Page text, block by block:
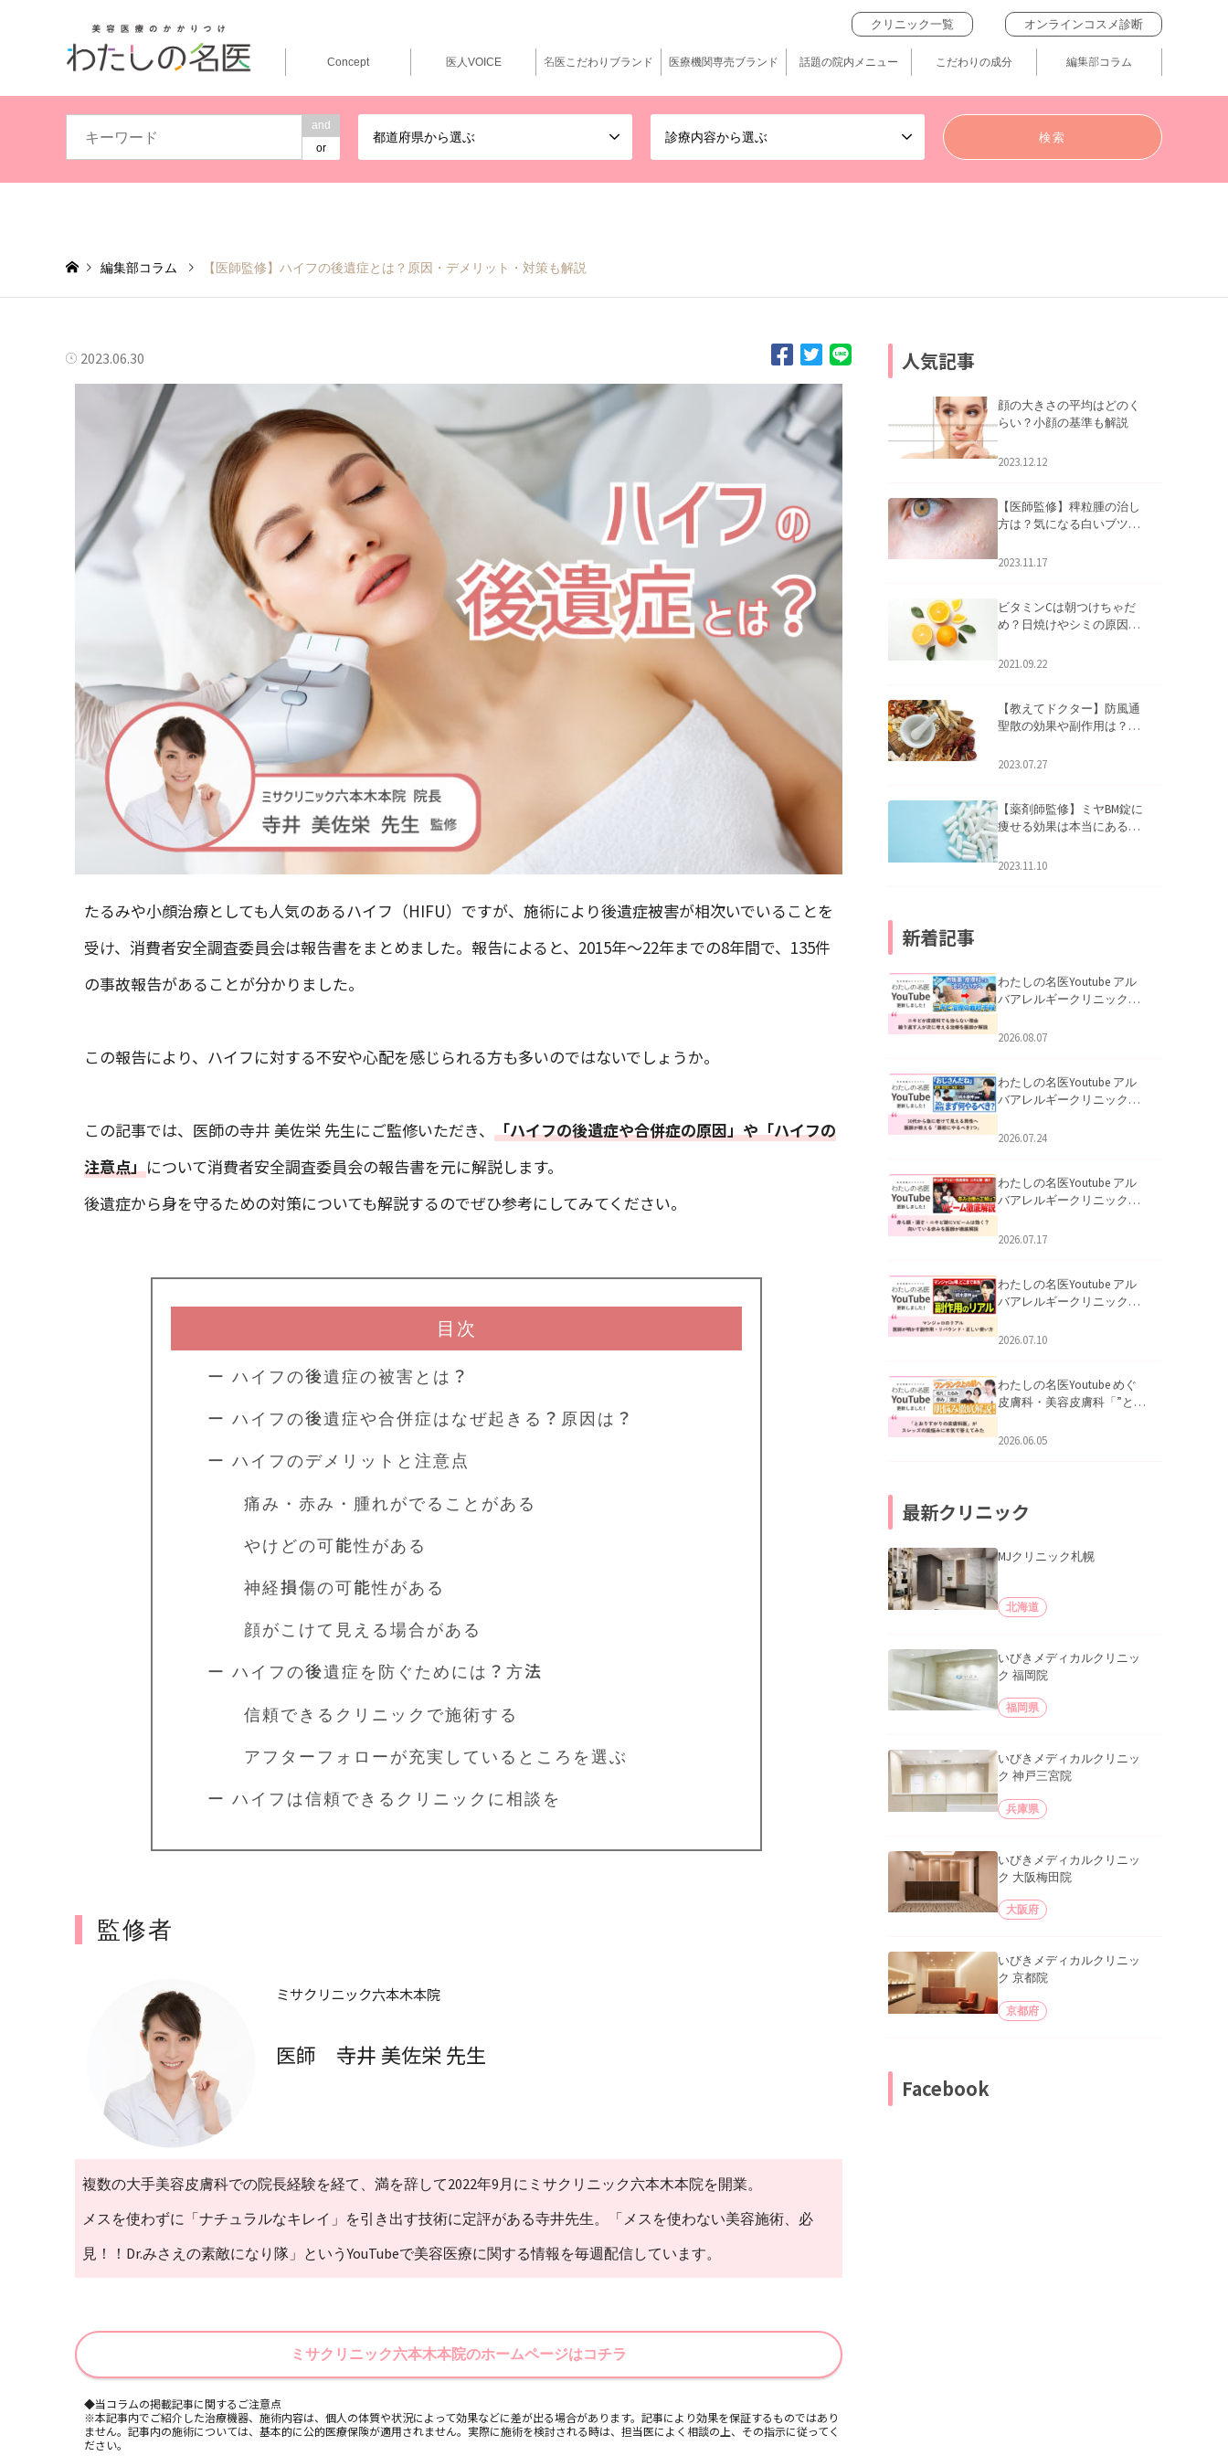
and
or
都道府県から選ぶ 診療内容から選ぶ
クリニック一覧 オンラインコスメ診断
Concept 医人VOICE 名医こだわりブランド 医療機関専売ブランド 話題の院内メニュー こだわりの成分 編集部コラム
編集部コラム 【医師監修】ハイフの後遺症とは？原因・デメリット・対策も解説
2023.06.30
たるみや小顔治療としても人気のあるハイフ（HIFU）ですが、施術により後遺症被害が相次いでいることを
受け、消費者安全調査委員会は報告書をまとめました。報告によると、2015年〜22年までの8年間で、135件
の事故報告があることが分かりました。
この報告により、ハイフに対する不安や心配を感じられる方も多いのではないでしょうか。
この記事では、医師の寺井 美佐栄 先生にご監修いただき、 「ハイフの後遺症や合併症の原因」や「ハイフの
注意点」について消費者安全調査委員会の報告書を元に解説します。
後遺症から身を守るための対策についても解説するのでぜひ参考にしてみてください。
目次
ー ハイフの後遺症の被害とは？
ー ハイフの後遺症や合併症はなぜ起きる？原因は？
ー ハイフのデメリットと注意点
痛み・赤み・腫れがでることがある
やけどの可能性がある
神経損傷の可能性がある
顔がこけて見える場合がある
ー ハイフの後遺症を防ぐためには？方法
信頼できるクリニックで施術する
アフターフォローが充実しているところを選ぶ
ー ハイフは信頼できるクリニックに相談を
監修者
ミサクリニック六本木本院
医師 寺井 美佐栄 先生
複数の大手美容皮膚科での院長経験を経て、満を辞して2022年9月にミサクリニック六本木本院を開業。
メスを使わずに「ナチュラルなキレイ」を引き出す技術に定評がある寺井先生。「メスを使わない美容施術、必
見！！Dr.みさえの素敵になり隊」というYouTubeで美容医療に関する情報を毎週配信しています。
ミサクリニック六本木本院のホームページはコチラ
◆当コラムの掲載記事に関するご注意点
※本記事内でご紹介した治療機器、施術内容は、個人の体質や状況によって効果などに差が出る場合があります。記事により効果を保証するものではあり
ません。記事内の施術については、基本的に公的医療保険が適用されません。実際に施術を検討される時は、担当医によく相談の上、その指示に従ってく
ださい。
人気記事
顔の大きさの平均はどのく
らい？小顔の基準も解説
2023.12.12
【医師監修】稗粒腫の治し
方は？気になる白いブツブ
アについて
2023.11.17
ビタミンCは朝つけちゃだ
め？日焼けやシミの原因に
2021.09.22
【教えてドクター】防風通
聖散の効果や副作用は？長
2023.07.27
【薬剤師監修】ミヤBM錠に
痩せる効果は本当にある
2023.11.10
新着記事
わたしの名医Youtube アル
バアレルギークリニック札
らない理由｜繰り返す人が
2026.08.07
わたしの名医Youtube アル
バアレルギークリニック札
える男性へ｜医師が教える
2026.07.24
わたしの名医Youtube アル
バアレルギークリニック札
跡にVビームは効く？向いて
2026.07.17
わたしの名医Youtube アル
バアレルギークリニック札
医師が明かす副作用・リバ
2026.07.10
わたしの名医Youtube めぐ
皮膚科・美容皮膚科「”とお
ッズの肌悩みに本気で答え
2026.06.05
最新クリニック
MJクリニック札幌
北海道
いびきメディカルクリニッ
ク 福岡院
福岡県
いびきメディカルクリニッ
ク 神戸三宮院
兵庫県
いびきメディカルクリニッ
ク 大阪梅田院
大阪府
いびきメディカルクリニッ
ク 京都院
京都府
Facebook